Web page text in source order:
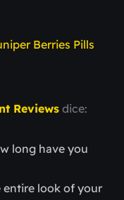
Berries Pills
Reviewsdice:
long have you
entire look of your